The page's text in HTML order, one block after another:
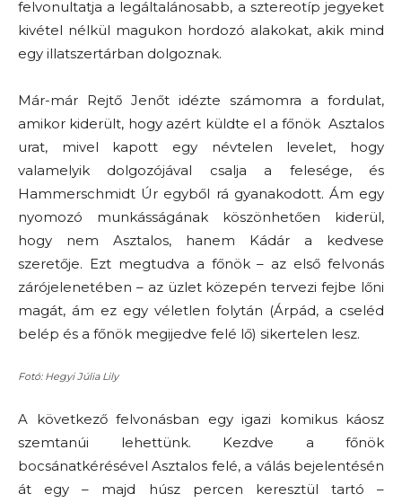
felvonultatja a legáltalánosabb, a sztereotíp jegyeket
kivétel nélkül magukon hordozó alakokat, akik mind
egy illatszertárban dolgoznak.
Már-már Rejtő Jenőt idézte számomra a fordulat,
amikor kiderült, hogy azért küldte el a főnök Asztalos
urat, mivel kapott egy névtelen levelet, hogy
valamelyik dolgozójával csalja a felesége, és
Hammerschmidt Úr egyből rá gyanakodott. Ám egy
nyomozó munkásságának köszönhetően kiderül,
hogy nem Asztalos, hanem Kádár a kedvese
szeretője. Ezt megtudva a főnök – az első felvonás
zárójelenetében – az üzlet közepén tervezi fejbe lőni
magát, ám ez egy véletlen folytán (Árpád, a cseléd
belép és a főnök megijedve felé lő) sikertelen lesz.
Fotó: Hegyi Júlia Lily
A következő felvonásban egy igazi komikus káosz
szemtanúi lehettünk. Kezdve a főnök
bocsánatkérésével Asztalos felé, a válás bejelentésén
át egy – majd húsz percen keresztül tartó –